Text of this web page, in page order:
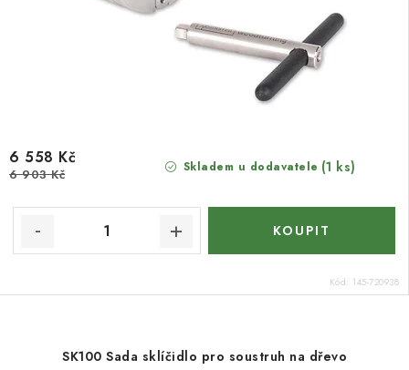
Skladem u dodavatele (1 ks)
6 558 Kč
6 903 Kč
Kód: 145-720938
SK100 Sada sklíčidlo pro soustruh na dřevo